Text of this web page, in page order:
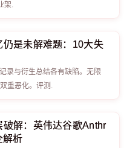
架.
仍是未解难题：10大失
录与衍生总结各有缺陷。无限
重恶化。评测.
破解：英伟达谷歌Anthr
解析